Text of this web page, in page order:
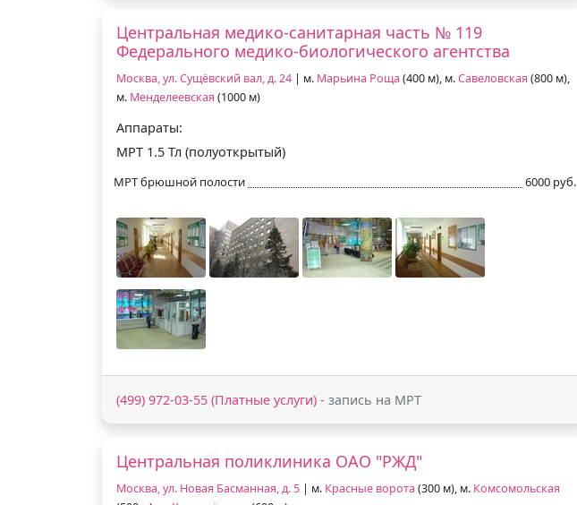
Центральная медико-санитарная часть № 119
Федерального медико-биологического агентства
Москва, ул. Сущёвский вал, д. 24 | м. Марьина Роща (400 м), м.Савеловская (800 м),
м. Менделеевская (1000 м)
Аппараты:
МРТ 1.5 Тл (полуоткрытый)
МРТ брюшной полости 6000 руб.
(499) 972-03-55 (Платные услуги) - запись на МРТ
Центральная поликлиника ОАО "РЖД"
Москва, ул. Новая Басманная, д. 5 | м. Красные ворота (300 м), м. Комсомольская